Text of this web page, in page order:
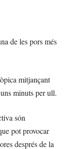
de les pors més
mitjançant
minuts per ull.
són
pot provocar
després de la